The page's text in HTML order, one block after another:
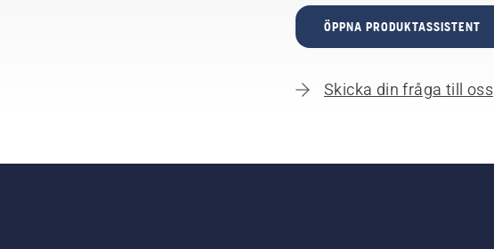
ÖPPNA PRODUKTASSISTENT
Skicka din fråga till oss